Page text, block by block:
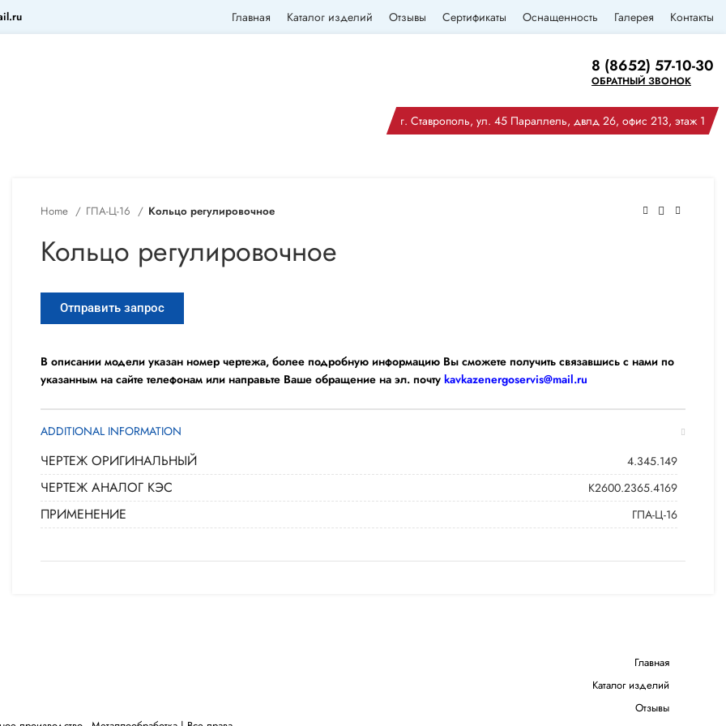
Главная Каталог изделий Отзывы Сертификаты Оснащенность Галерея Контакты
8 (8652) 57-10-30
ОБРАТНЫЙ ЗВОНОК
г. Ставрополь, ул. 45 Параллель, двлд 26, офис 213, этаж 1
Home ГПА-Ц-16 Кольцо регулировочное
Кольцо регулировочное
Отправить запрос
В описании модели указан номер чертежа, более подробную информацию Вы сможете получить связавшись с нами по
указанным на сайте телефонам или направьте Ваше обращение на эл. почту kavkazenergoservis@mail.ru
ADDITIONAL INFORMATION
ЧЕРТЕЖ ОРИГИНАЛЬНЫЙ 4.345.149
ЧЕРТЕЖ АНАЛОГ КЭС К2600.2365.4169
ПРИМЕНЕНИЕ ГПА-Ц-16
Главная
Каталог изделий
Отзывы